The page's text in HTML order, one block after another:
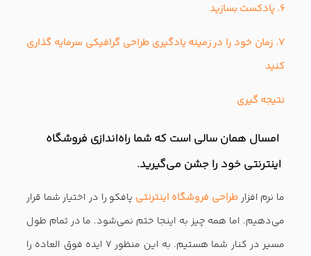
۶. پادکست بسازید
۷. زمان خود را در زمینه یادگیری طراحی گرافیکی سرمایه گذاری
کنید
نتیجه گیری
امسال همان سالی است که شما راه‌اندازی فروشگاه
اینترنتی خود را جشن می‌گیرید.
ما نرم افزار طراحی فروشگاه اینترنتی پافکو را در اختیار شما قرار
می‌دهیم. اما همه چیز به اینجا ختم نمی‌شود. ما در تمام طول
مسیر در کنار شما هستیم. به این منظور ۷ ایده فوق العاده را